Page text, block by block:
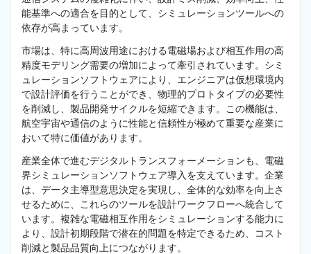
能基準への適合を目的として、シミュレーションツールへの
依存が高まっています。
市場は、特に高周波用途における電磁場および相互作用の高
精度モデリング需要の増加によって牽引されています。シミ
ュレーションソフトウェアにより、エンジニアは仮想環境内
で設計評価を行うことができ、物理的プロトタイプの必要性
を削減し、製品開発サイクルを短縮できます。この機能は、
航空宇宙や通信のように性能と信頼性が極めて重要な産業に
おいて特に価値があります。
産業全体で進むデジタルトランスフォーメーションも、電磁
界シミュレーションソフトウェア導入を支えています。企業
は、データ主導型意思決定を実現し、全体的な効率を向上さ
せるために、これらのツールを設計ワークフローへ統合して
います。複雑な電磁相互作用をシミュレーションする能力に
より、設計初期段階で潜在的問題を特定できるため、コスト
削減と製品品質向上につながります。